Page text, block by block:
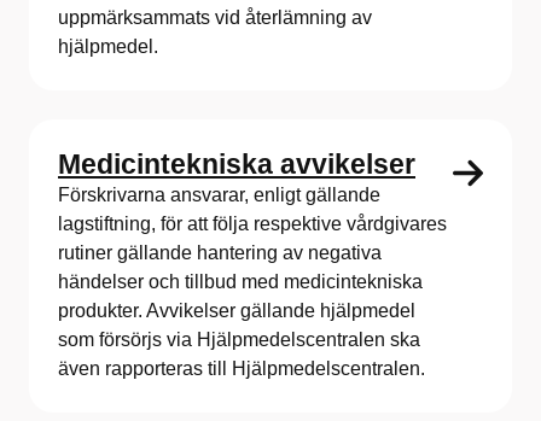
uppmärksammats vid återlämning av
hjälpmedel.
Medicintekniska avvikelser
Förskrivarna ansvarar, enligt gällande
lagstiftning, för att följa respektive vårdgivares
rutiner gällande hantering av negativa
händelser och tillbud med medicintekniska
produkter. Avvikelser gällande hjälpmedel
som försörjs via Hjälpmedelscentralen ska
även rapporteras till Hjälpmedelscentralen.